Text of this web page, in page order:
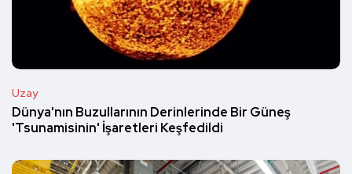
Uzay
Dünya'nın Buzullarının Derinlerinde Bir Güneş
'Tsunamisinin' İşaretleri Keşfedildi